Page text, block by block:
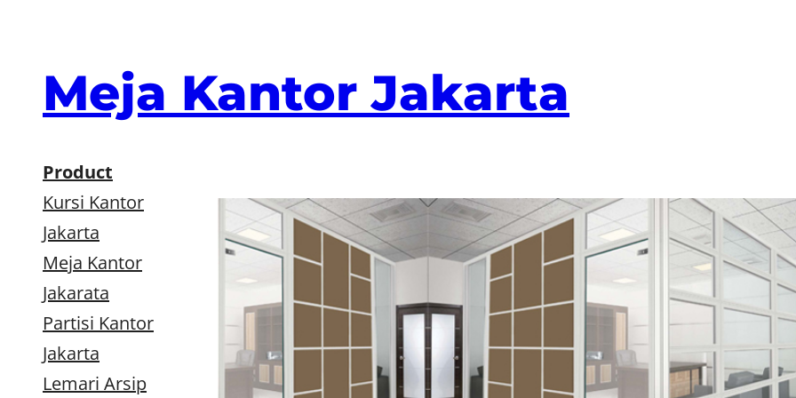
Meja Kantor Jakarta
Product
Kursi Kantor
Jakarta
Meja Kantor
Jakarata
Partisi Kantor
Jakarta
Lemari Arsip